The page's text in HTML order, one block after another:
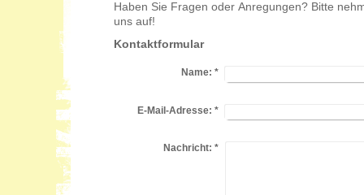
Haben Sie Fragen oder Anregungen? Bitte
uns auf!
Kontaktformular
Name: *
E-Mail-Adresse: *
Nachricht: *